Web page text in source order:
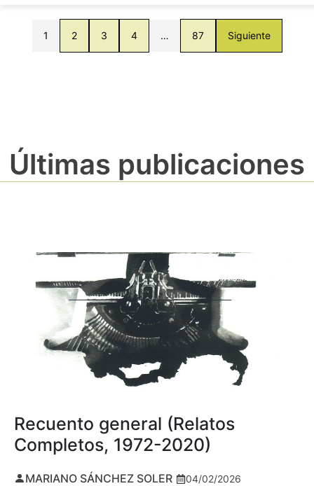
1 2 3 4 … 87 Siguiente
Últimas publicaciones
Recuento general (Relatos
Completos, 1972-2020)
MARIANO SÁNCHEZ SOLER 04/02/2026